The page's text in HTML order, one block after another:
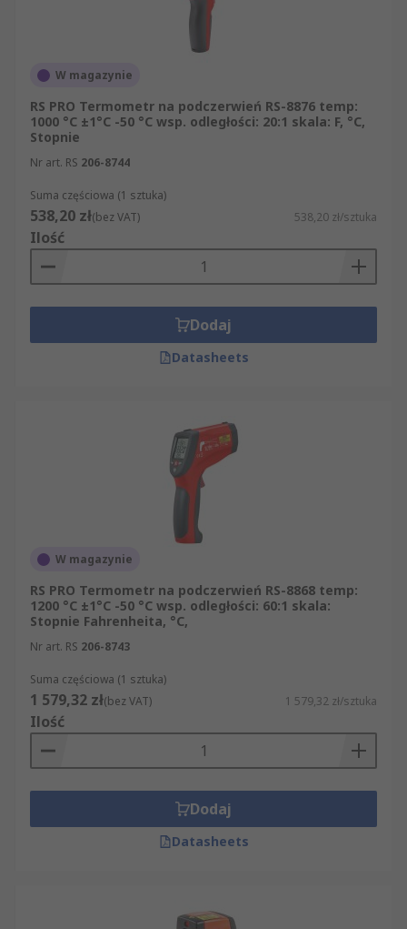
techniczne na temat wszystkich produktów z
sekcji Urządzenia pomiaru temperatury, tak by
przed zakupem mogli Państwo sprawdzić, czy
konkretny artykuł spełnia Państwa oczekiwania.
W magazynie
RS PRO Termometr na podczerwień RS-8876 temp:
1000 °C ±1°C -50 °C wsp. odległości: 20:1 skala: F, °C,
Stopnie
Nr art. RS 206-8744
Suma częściowa (1 sztuka)
538,20 zł(bez VAT) 538,20 zł/sztuka
Ilość
Dodaj
Datasheets
W magazynie
RS PRO Termometr na podczerwień RS-8868 temp:
1200 °C ±1°C -50 °C wsp. odległości: 60:1 skala:
Stopnie Fahrenheita, °C,
Nr art. RS 206-8743
Suma częściowa (1 sztuka)
1 579,32 zł(bez VAT) 1 579,32 zł/sztuka
Ilość
Dodaj
Datasheets